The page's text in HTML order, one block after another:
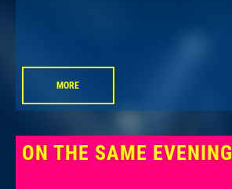
MORE
ON THE SAME EVENING